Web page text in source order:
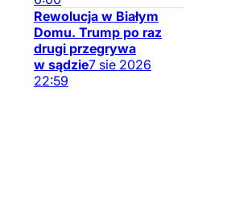
Rewolucja w Białym
Domu. Trump po raz
drugi przegrywa
w sądzie7 sie 2026
22:59